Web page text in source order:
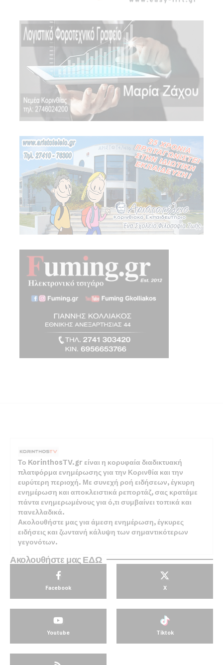
Το KorinthosTV.gr είναι η κορυφαία διαδικτυακή
πλατφόρμα ενημέρωσης για την Κορινθία και την
ευρύτερη περιοχή. Με συνεχή ροή ειδήσεων, έγκυρη
ενημέρωση και αποκλειστικά ρεπορτάζ, σας κρατάμε
πάντα ενημερωμένους για ό,τι συμβαίνει τοπικά και
πανελλαδικά.
Ακολουθήστε μας για άμεση ενημέρωση, έγκυρες
ειδήσεις και ζωντανή κάλυψη των σημαντικότερων
γεγονότων.
Ακολουθήστε μας ΕΔΩ
Facebook X
Youtube Tiktok